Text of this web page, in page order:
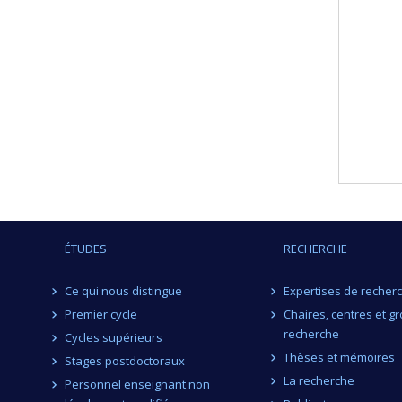
ÉTUDES
Ce qui nous distingue
Premier cycle
Cycles supérieurs
Stages postdoctoraux
Personnel enseignant non
RECHERCHE
Expertises de
Chaires, centres et
recherche
Thèses et mémoires
La recherche